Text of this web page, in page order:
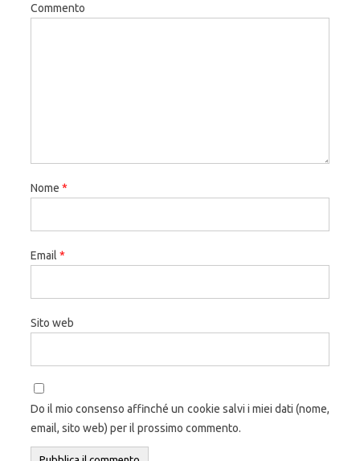
Commento
Nome *
Email *
Sito web
Do il mio consenso affinché un cookie salvi i miei dati (nome,
email, sito web) per il prossimo commento.